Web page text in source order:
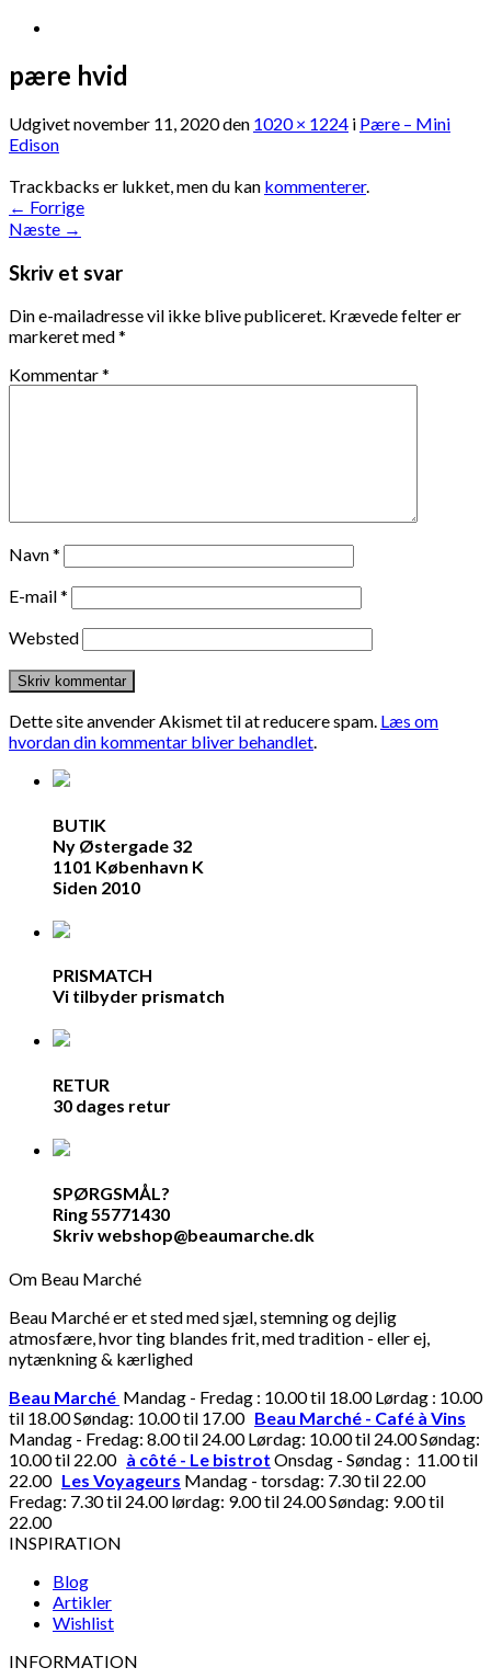
pære hvid
Udgivetnovember 11, 2020den 1020 × 1224 i Pære – Mini
Edison
Trackbacks er lukket, men du kan kommenterer.
← Forrige
Næste →
Skriv et svar
Din e-mailadresse vil ikke blive publiceret. Krævede felter er
markeret med*
Kommentar*
Navn*
E-mail*
Websted
Dette site anvender Akismet til at reducere spam. Læs om
hvordan din kommentar bliver behandlet.
BUTIK
Ny Østergade 32
1101 København K
Siden 2010
PRISMATCH
Vi tilbyder prismatch
RETUR
30 dages retur
SPØRGSMÅL?
Ring 55771430
Skriv webshop@beaumarche.dk
Om Beau Marché
Beau Marché er et sted med sjæl, stemning og dejlig
atmosfære, hvor ting blandes frit, med tradition - eller ej,
nytænkning & kærlighed
Beau Marché Mandag - Fredag : 10.00 til 18.00 Lørdag : 10.00
til 18.00 Søndag: 10.00 til 17.00 Beau Marché - Café à Vins
Mandag - Fredag: 8.00 til 24.00 Lørdag: 10.00 til 24.00 Søndag:
10.00 til 22.00 à côté - Le bistrot Onsdag - Søndag : 11.00 til
22.00 Les Voyageurs Mandag - torsdag: 7.30 til 22.00
Fredag: 7.30 til 24.00 lørdag: 9.00 til 24.00 Søndag: 9.00 til
22.00
INSPIRATION
Blog
Artikler
Wishlist
INFORMATION